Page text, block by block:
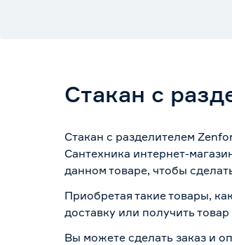
Стакан с
Стакан с разделителем
Сантехника интернет-
данном товаре, чтобы
Приобретая такие товары,
доставку или получить
Вы можете сделать заказ и